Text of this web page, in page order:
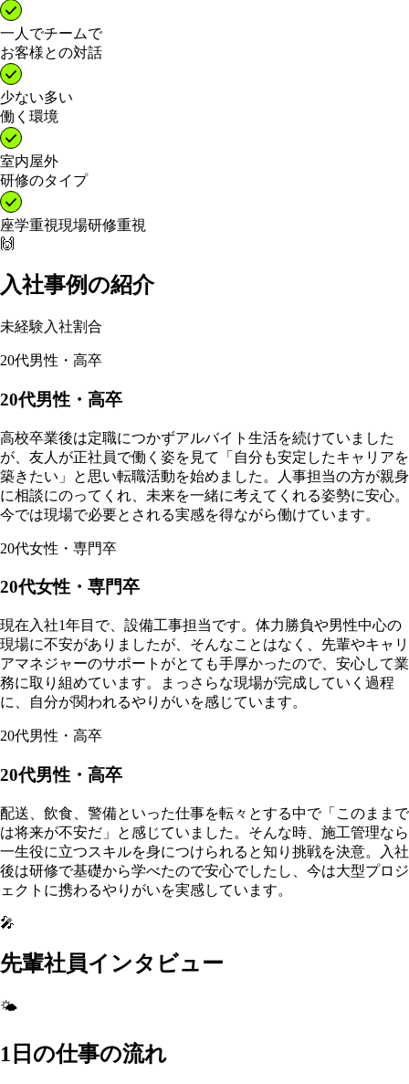
一人でチームで
お客様との対話
少ない多い
働く環境
室内屋外
研修のタイプ
座学重視現場研修重視
🙌
入社事例の紹介
未経験入社割合
20代男性・高卒
20代男性・高卒
高校卒業後は定職につかずアルバイト生活を続けていました
が、友人が正社員で働く姿を見て「自分も安定したキャリアを
築きたい」と思い転職活動を始めました。人事担当の方が親身
に相談にのってくれ、未来を一緒に考えてくれる姿勢に安心。
今では現場で必要とされる実感を得ながら働けています。
20代女性・専門卒
20代女性・専門卒
現在入社1年目で、設備工事担当です。体力勝負や男性中心の
現場に不安がありましたが、そんなことはなく、先輩やキャリ
アマネジャーのサポートがとても手厚かったので、安心して業
務に取り組めています。まっさらな現場が完成していく過程
に、自分が関われるやりがいを感じています。
20代男性・高卒
20代男性・高卒
配送、飲食、警備といった仕事を転々とする中で「このままで
は将来が不安だ」と感じていました。そんな時、施工管理なら
一生役に立つスキルを身につけられると知り挑戦を決意。入社
後は研修で基礎から学べたので安心でしたし、今は大型プロジ
ェクトに携わるやりがいを実感しています。
🎤
先輩社員インタビュー
🌤️
1日の仕事の流れ